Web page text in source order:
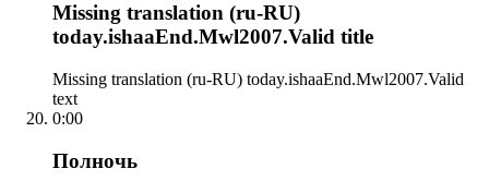
Missing translation (ru-RU)
today.ishaaEnd.Mwl2007.Valid title
Missing translation (ru-RU) today.ishaaEnd.Mwl2007.Valid
text
0:00
Полночь